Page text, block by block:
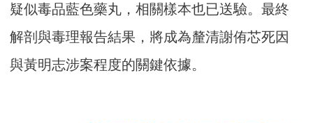
疑似毒品藍色藥丸，相關樣本也已送驗。最終
解剖與毒理報告結果，將成為釐清謝侑芯死因
與黃明志涉案程度的關鍵依據。